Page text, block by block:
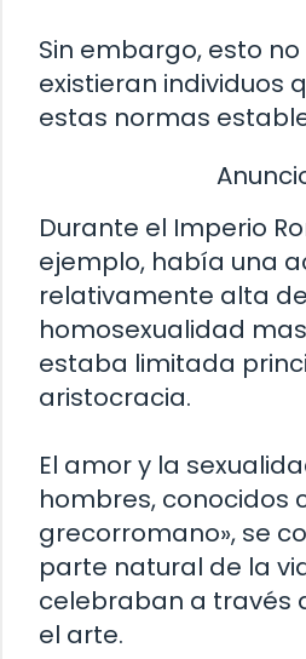
Sin embargo, esto
existieran individuos
estas normas
Durante el Imperio
ejemplo, había una
relativamente alta
homosexualidad
estaba limitada
aristocracia.
El amor y la
hombres, conocidos
grecorromano», se
parte natural de la
celebraban a través
el arte.